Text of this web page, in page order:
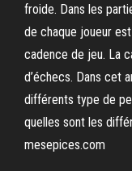
froide. Dans les
de chaque joueur
cadence de jeu. La
d’échecs. Dans cet
différents type de
quelles sont les
mesepices.com